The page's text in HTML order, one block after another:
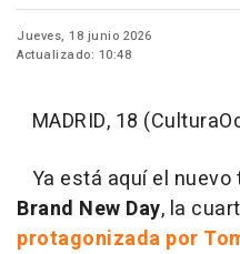
Jueves, 18 junio 2026
Actualizado: 10:48
MADRID, 18
Ya está aquí el nuevo
Brand New Day, la
protagonizada por